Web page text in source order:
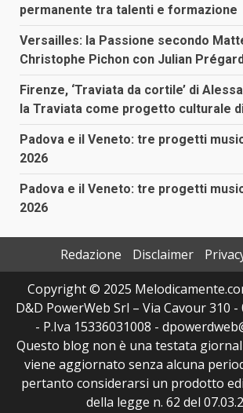
permanente tra talenti e formazione
Versailles: la Passione secondo
Christophe Pichon con Julian
Firenze, ‘Traviata da cortile’ di
la Traviata come progetto culturale
Padova e il Veneto: tre progetti
2026
Padova e il Veneto: tre progetti
2026
Redazione Disclaimer
Copyright © 2025
D&D PowerWeb Srl – Via Cavour 310 -
- P.Iva 15336031008 -
Questo blog non è una testata
viene aggiornato senza alcuna
pertanto considerarsi un prodotto
della legge n. 62 del